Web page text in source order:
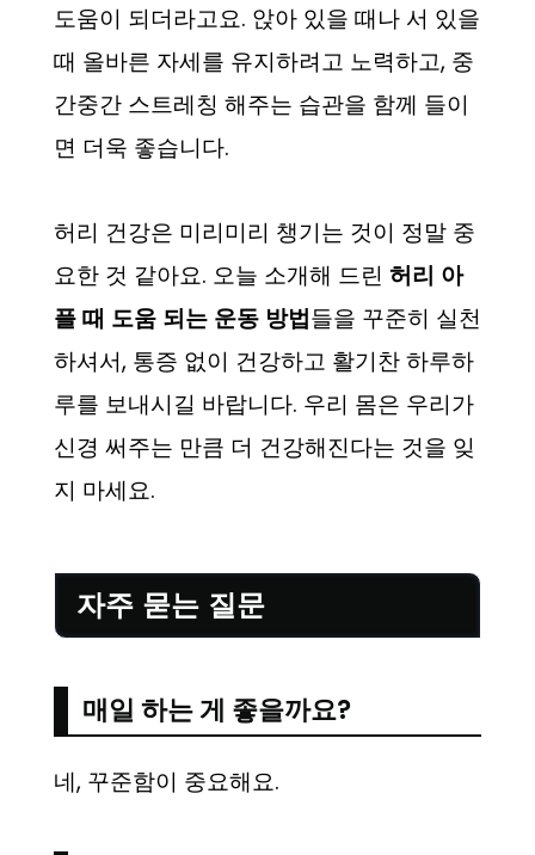
도움이 되더라고요. 앉아 있을 때나 서 있을
때 올바른 자세를 유지하려고 노력하고, 중
간중간 스트레칭 해주는 습관을 함께 들이
면 더욱 좋습니다.
허리 건강은 미리미리 챙기는 것이 정말 중
요한 것 같아요. 오늘 소개해 드린 허리 아
플 때 도움 되는 운동 방법들을 꾸준히 실천
하셔서, 통증 없이 건강하고 활기찬 하루하
루를 보내시길 바랍니다. 우리 몸은 우리가
신경 써주는 만큼 더 건강해진다는 것을 잊
지 마세요.
자주 묻는 질문
매일 하는 게 좋을까요?
네, 꾸준함이 중요해요.